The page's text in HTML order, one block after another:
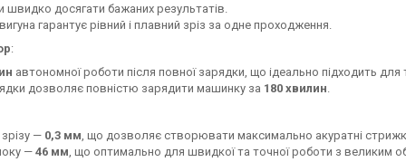
досягати бажаних результатів.
гарантує рівний і плавний зріз за одне проходження.
:
автономної роботи після повної зарядки, що ідеально підходить для
дозволяє повністю зарядити машинку за 180 хвилин.
— 0,3 мм, що дозволяє створювати максимально акуратні
—46 мм, що оптимально для швидкої та точної роботи з великим